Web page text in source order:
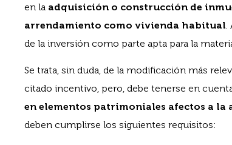
en la adquisición o construcción de
arrendamiento como vivienda habitual
de la inversión como parte apta para la
Se trata, sin duda, de la modificación más
citado incentivo, pero, debe tenerse en
en elementos patrimoniales afectos a
deben cumplirse los siguientes requisitos: